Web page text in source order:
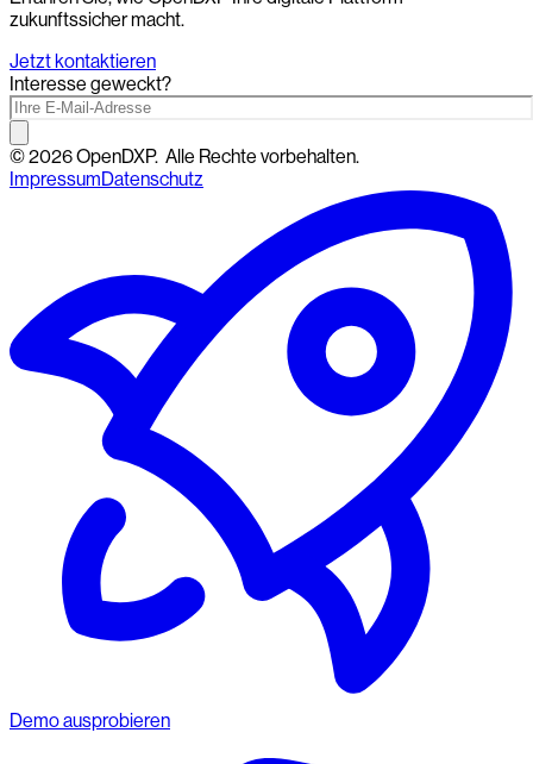
zukunftssicher macht.
Jetzt kontaktieren
Interesse geweckt?
©2026OpenDXP. Alle Rechte vorbehalten.
ImpressumDatenschutz
Demo ausprobieren